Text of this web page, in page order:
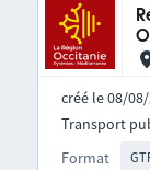
créé le 08/
Format
Transport